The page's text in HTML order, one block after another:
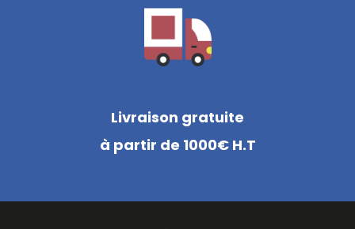
Livraison gratuite
à partir de 1000€ H.T